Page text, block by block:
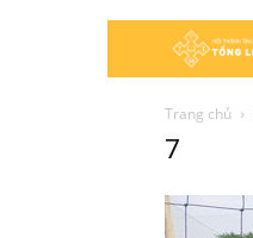
Trang chủ
7